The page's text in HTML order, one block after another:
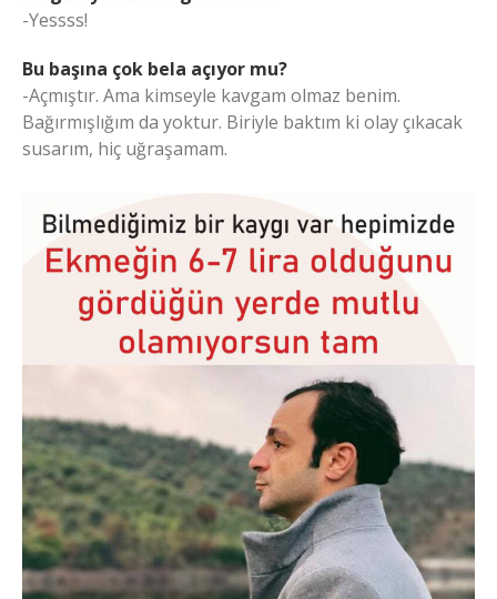
-Yessss!
Bu başına çok bela açıyor mu?
-Açmıştır. Ama kimseyle kavgam olmaz benim.
Bağırmışlığım da yoktur. Biriyle baktım ki olay çıkacak
susarım, hiç uğraşamam.